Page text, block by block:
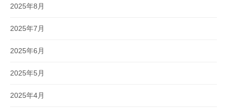
2025年8月
2025年7月
2025年6月
2025年5月
2025年4月